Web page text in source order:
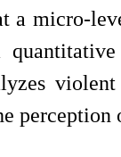
a micro-
perception